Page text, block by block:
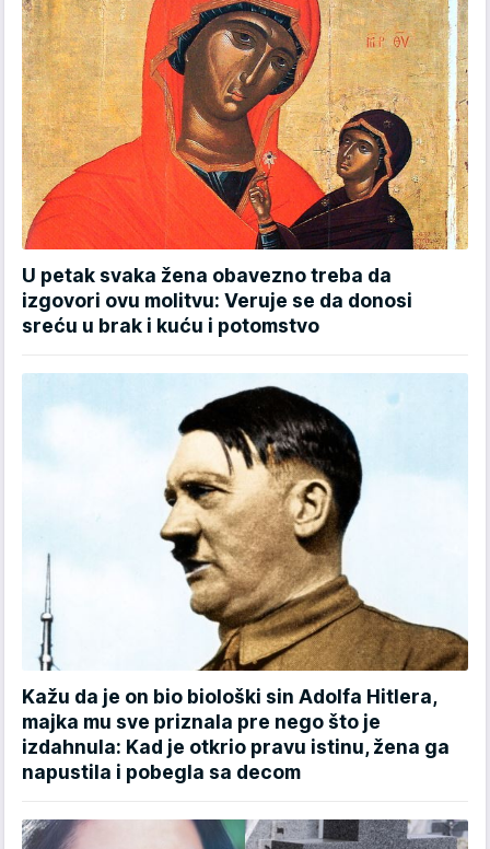
U petak svaka žena obavezno treba da
izgovori ovu molitvu: Veruje se da donosi
sreću u brak i kuću i potomstvo
Kažu da je on bio biološki sin Adolfa Hitlera,
majka mu sve priznala pre nego što je
izdahnula: Kad je otkrio pravu istinu, žena ga
napustila i pobegla sa decom